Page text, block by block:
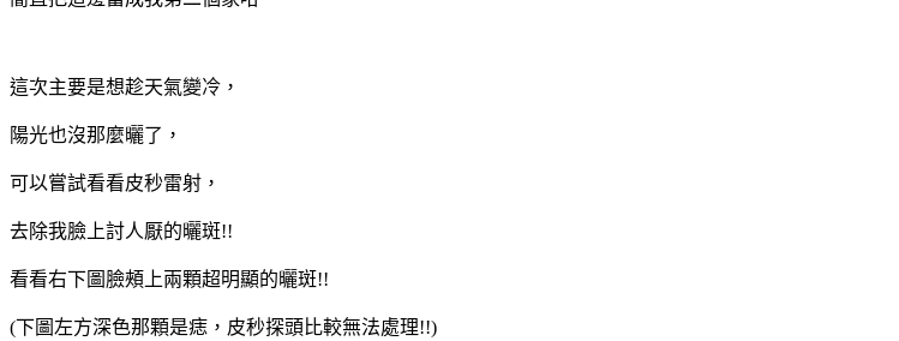
這次主要是想趁天氣變冷，
陽光也沒那麼曬了，
可以嘗試看看皮秒雷射，
去除我臉上討人厭的曬斑!!
看看右下圖臉頰上兩顆超明顯的曬斑!!
(下圖左方深色那顆是痣，皮秒探頭比較無法處理!!)